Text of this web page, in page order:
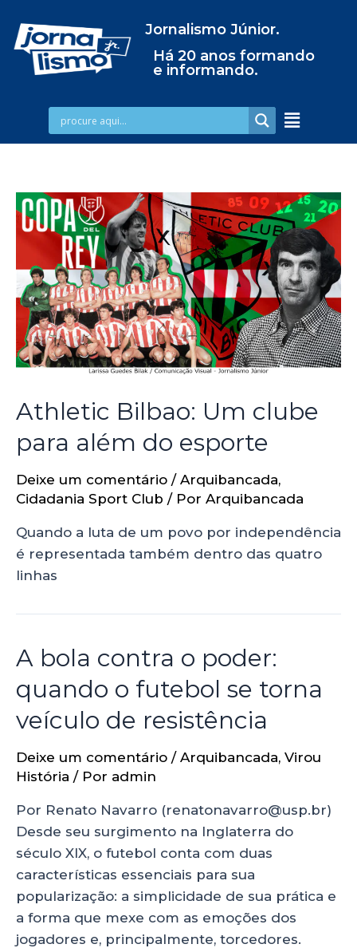
Jornalismo Júnior.
Há 20 anos formando
e informando.
Athletic Bilbao: Um clube
para além do esporte
Deixe um comentário / Arquibancada,
Cidadania Sport Club / Por Arquibancada
Quando a luta de um povo por independência
é representada também dentro das quatro
linhas
A bola contra o poder:
quando o futebol se torna
veículo de resistência
Deixe um comentário / Arquibancada, Virou
História / Por admin
Por Renato Navarro (renatonavarro@usp.br)
Desde seu surgimento na Inglaterra do
século XIX, o futebol conta com duas
características essenciais para sua
popularização: a simplicidade de sua prática e
a forma que mexe com as emoções dos
jogadores e, principalmente, torcedores.